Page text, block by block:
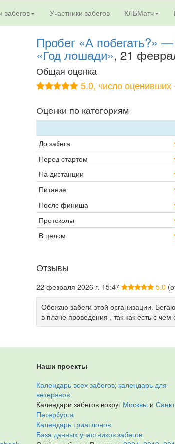
забегов Участники забегов КЛБМатч
Пробег «А
«Год лошади», 21
Общая оценка
5.0, число
Оценки по категориям
До забега
Перед стартом
На дистанции
Питание
После финиша
Протоколы
В целом
Отзывы
22 февраля 2026 г. 15:47 5.0
Обожаю забеги этой организации.
в плане проведения , так как есть с чем
Наши проекты
Календарь всех забегов; календарь для
ветеранов
Календари забегов вокруг Москвы и
Петербурга
Календарь триатлонов
База данных участников забегов